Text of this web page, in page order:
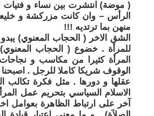
( موضة) انتشرت بين نساء و فتيات
الرأس – وان كانت مزركشة و
منهن بما ترتديه !!!
الشق الاخر ( الحجاب المعنوي)
للمرأة . خضوع ( الحجاب
المرأة كثيرا من مكاسب و
الوقوف شريكا كاملا للرجل .
عقلها و دورها . مثل فكرة تكالب
الاسلام السياسي بتحريم عمل
آخر على ارتباط الظاهرة بعوامل